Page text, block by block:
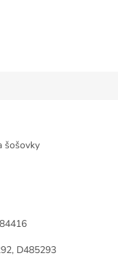
šošovky
D485293